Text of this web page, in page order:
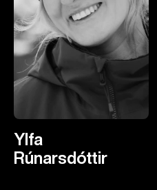
Ylfa
Rúnarsdóttir